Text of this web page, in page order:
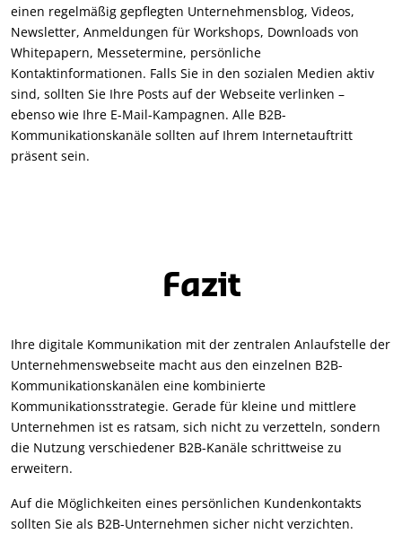
einen regelmäßig gepflegten Unternehmensblog, Videos,
Newsletter, Anmeldungen für Workshops, Downloads von
Whitepapern, Messetermine, persönliche
Kontaktinformationen. Falls Sie in den sozialen Medien aktiv
sind, sollten Sie Ihre Posts auf der Webseite verlinken –
ebenso wie Ihre E-Mail-Kampagnen. Alle B2B-
Kommunikationskanäle sollten auf Ihrem Internetauftritt
präsent sein.
Fazit
Ihre digitale Kommunikation mit der zentralen Anlaufstelle der
Unternehmenswebseite macht aus den einzelnen B2B-
Kommunikationskanälen eine kombinierte
Kommunikationsstrategie. Gerade für kleine und mittlere
Unternehmen ist es ratsam, sich nicht zu verzetteln, sondern
die Nutzung verschiedener B2B-Kanäle schrittweise zu
erweitern.
Auf die Möglichkeiten eines persönlichen Kundenkontakts
sollten Sie als B2B-Unternehmen sicher nicht verzichten.